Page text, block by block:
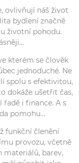
ovlivňují náš život
bydlení značně
životní pohodu.
kterém se člověk
jednoduché. Ne
spolu s efektivitou,
dokáže ušetřit čas,
řadě i finance. A s
pomohu…
funkční členění
provozu, včetně
materiálů, barev,